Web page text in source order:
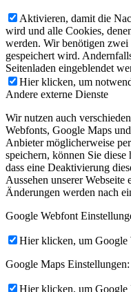
Aktivieren, damit die
wird und alle Cookies,
werden. Wir benötigen
gespeichert wird.
Seitenladen eingeblendet
Hier klicken, um
Andere externe Dienste
Wir nutzen auch
Webfonts, Google Maps
Anbieter möglicherweise
speichern, können Sie
dass eine Deaktivierung
Aussehen unserer
Änderungen werden nach
Google Webfont
Hier klicken, um Google
Google Maps Einstellungen:
Hier klicken, um Google